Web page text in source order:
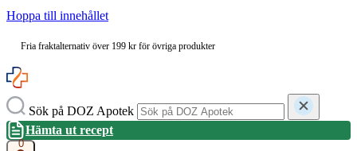
Hoppa till innehållet
Fria fraktalternativ över 199 kr för övriga produkter
Sök på DOZ Apotek
Hämta ut recept
0